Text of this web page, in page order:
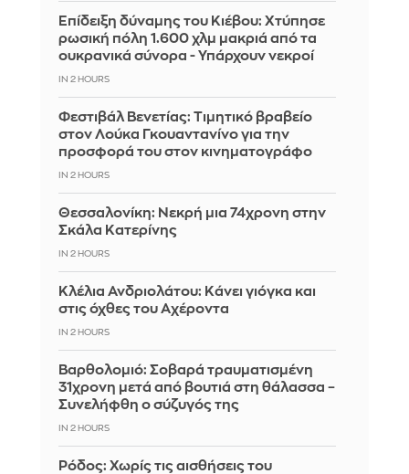
Επίδειξη δύναμης του Κιέβου: Χτύπησε
ρωσική πόλη 1.600 χλμ μακριά από τα
ουκρανικά σύνορα - Υπάρχουν νεκροί
IN 2 HOURS
Φεστιβάλ Βενετίας: Τιμητικό βραβείο
στον Λούκα Γκουαντανίνο για την
προσφορά του στον κινηματογράφο
IN 2 HOURS
Θεσσαλονίκη: Νεκρή μια 74χρονη στην
Σκάλα Κατερίνης
IN 2 HOURS
Κλέλια Ανδριολάτου: Κάνει γιόγκα και
στις όχθες του Αχέροντα
IN 2 HOURS
Βαρθολομιό: Σοβαρά τραυματισμένη
31χρονη μετά από βουτιά στη θάλασσα –
Συνελήφθη ο σύζυγός της
IN 2 HOURS
Ρόδος: Χωρίς τις αισθήσεις του